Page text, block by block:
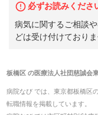
必ずお読みくださ
病気に関するご相談
どは受け付けておりま
板橋区の医療法人社団慈誠会
病院なび では、 東京都板橋区
転職情報を掲載しています。